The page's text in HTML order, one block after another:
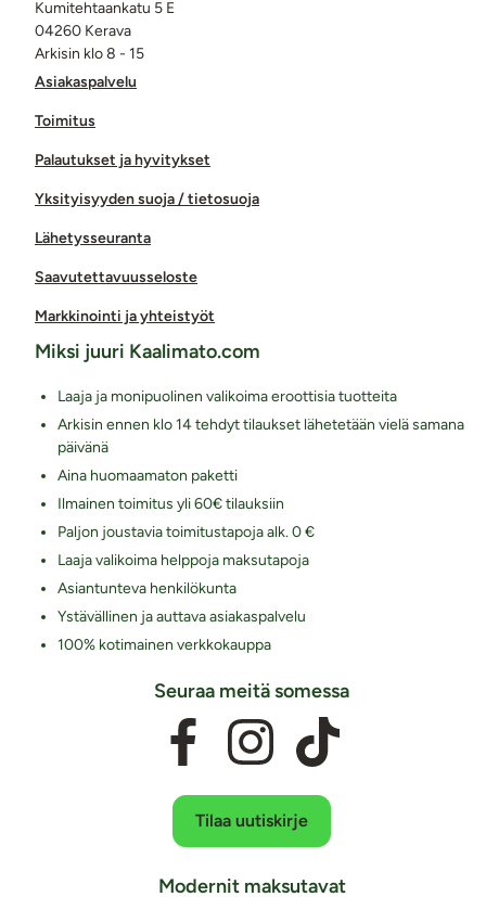
Asiakaspalvelu
Toimitus
Palautukset ja hyvitykset
Yksityisyyden suoja / tietosuoja
Lähetysseuranta
Saavutettavuusseloste
Markkinointi ja yhteistyöt
Kumitehtaankatu 5 E
04260 Kerava
Arkisin klo 8 - 15
Miksi juuri Kaalimato.com
Laaja ja monipuolinen valikoima eroottisia tuotteita
Arkisin ennen klo 14 tehdyt tilaukset lähetetään vielä samana
päivänä
Aina huomaamaton paketti
Ilmainen toimitus yli 60€ tilauksiin
Paljon joustavia toimitustapoja alk. 0 €
Laaja valikoima helppoja maksutapoja
Asiantunteva henkilökunta
Ystävällinen ja auttava asiakaspalvelu
100% kotimainen verkkokauppa
Seuraa meitä somessa
Tilaa uutiskirje
Modernit maksutavat